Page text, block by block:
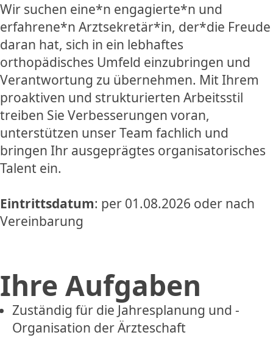
Wir suchen eine*n engagierte*n und
erfahrene*n Arztsekretär*in, der*die Freude
daran hat, sich in ein lebhaftes
orthopädisches Umfeld einzubringen und
Verantwortung zu übernehmen. Mit Ihrem
proaktiven und strukturierten Arbeitsstil
treiben Sie Verbesserungen voran,
unterstützen unser Team fachlich und
bringen Ihr ausgeprägtes organisatorisches
Talent ein.
Eintrittsdatum: per 01.08.2026 oder nach
Vereinbarung
Ihre Aufgaben
Zuständig für die Jahresplanung und -
Organisation der Ärzteschaft